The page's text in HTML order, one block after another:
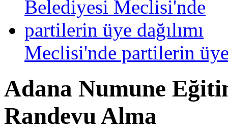
Meclisi'nde partilerin üye
Adana Numune
Randevu Alma